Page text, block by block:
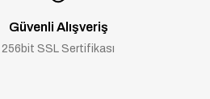
Güvenli Alışveriş
256bit SSL Sertifikası